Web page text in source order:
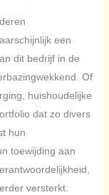
een
dit bedrijf in de
Of
huishoudelijke
dat zo divers
hun
toewijding aan
versterkt.